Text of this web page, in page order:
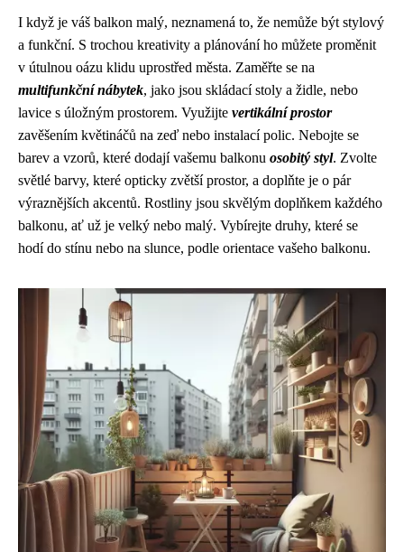
I když je váš balkon malý, neznamená to, že nemůže být stylový
a funkční. S trochou kreativity a plánování ho můžete proměnit
v útulnou oázu klidu uprostřed města. Zaměřte se na
multifunkční nábytek, jako jsou skládací stoly a židle, nebo
lavice s úložným prostorem. Využijte vertikální prostor
zavěšením květináčů na zeď nebo instalací polic. Nebojte se
barev a vzorů, které dodají vašemu balkonu osobitý styl. Zvolte
světlé barvy, které opticky zvětší prostor, a doplňte je o pár
výraznějších akcentů. Rostliny jsou skvělým doplňkem každého
balkonu, ať už je velký nebo malý. Vybírejte druhy, které se
hodí do stínu nebo na slunce, podle orientace vašeho balkonu.